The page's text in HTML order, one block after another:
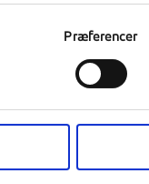
Præferencer